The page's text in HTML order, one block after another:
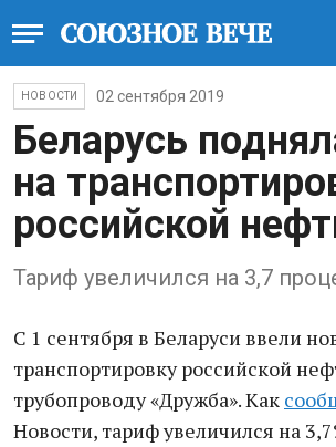
НОВОСТИ 02 сентября 2019
Беларусь
на
российской
Тариф увеличился на 3,7
С 1 сентября в Беларуси ввели
транспортировку российской
трубопроводу «Дружба». Как
Новости, тариф увеличился на